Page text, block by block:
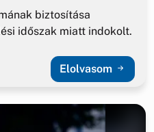
biztosítása
időszak miatt indokolt.
Elolvasom